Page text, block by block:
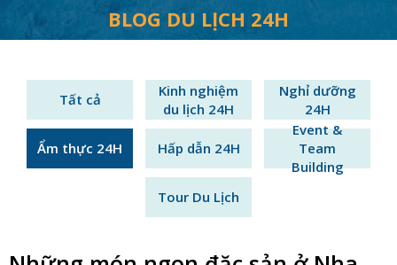
BLOG DU LỊCH 24H
Tất cả
Kinh nghiệm
du lịch 24H
Nghỉ dưỡng
24H
Ẩm thực 24H Hấp dẫn 24H
Event &
Team
Building
Tour Du Lịch